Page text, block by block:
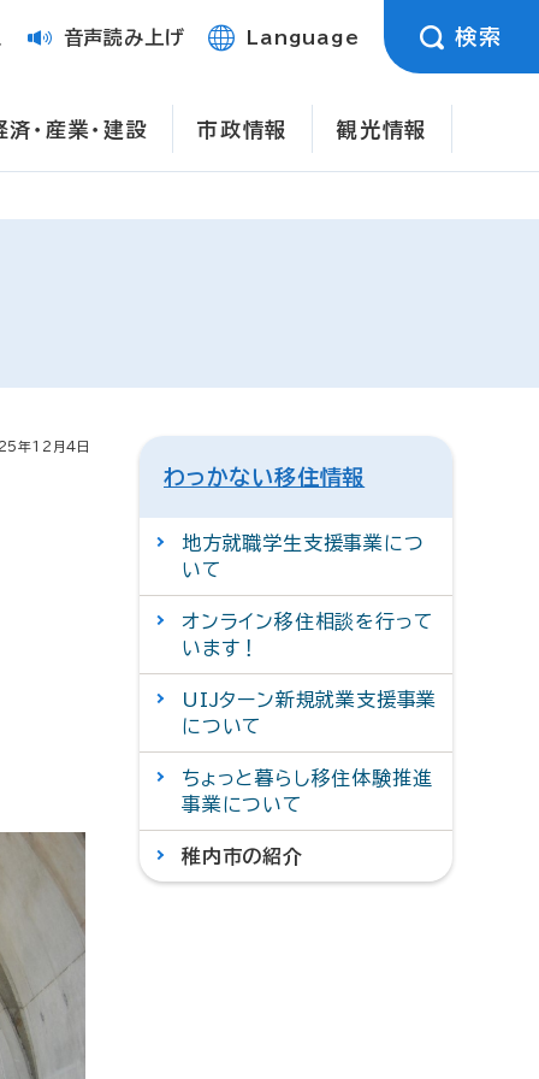
音声読み上げ Language 検索
済・産業・建設 市政情報 観光情報
年12月4日
わっかない移住情報
地方就職学生支援事業につ
いて
オンライン移住相談を行って
います！
UIJターン新規就業支援事業
について
ちょっと暮らし移住体験推進
事業について
稚内市の紹介